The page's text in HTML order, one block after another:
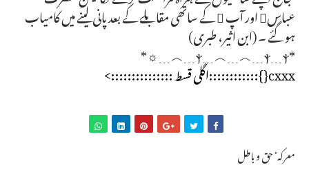
عباس اور آپ  کے ساتھی مقابلے کے بعد پانی لینے میں کامیاب
ہو گئے ۔ (ابن اثیر، طبری)
*ⲯ﹍︿﹍︿﹍ⲯ﹍ⲯ﹍︿﹍☼*
cxxx{}::::::::::::اگلی قسط :::::::::::::::>
معرکہٴ حق و باطل